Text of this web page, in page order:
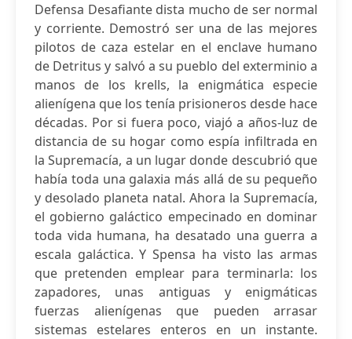
Defensa Desafiante dista mucho de ser normal
y corriente. Demostró ser una de las mejores
pilotos de caza estelar en el enclave humano
de Detritus y salvó a su pueblo del exterminio a
manos de los krells, la enigmática especie
alienígena que los tenía prisioneros desde hace
décadas. Por si fuera poco, viajó a años-luz de
distancia de su hogar como espía infiltrada en
la Supremacía, a un lugar donde descubrió que
había toda una galaxia más allá de su pequeño
y desolado planeta natal. Ahora la Supremacía,
el gobierno galáctico empecinado en dominar
toda vida humana, ha desatado una guerra a
escala galáctica. Y Spensa ha visto las armas
que pretenden emplear para terminarla: los
zapadores, unas antiguas y enigmáticas
fuerzas alienígenas que pueden arrasar
sistemas estelares enteros en un instante.